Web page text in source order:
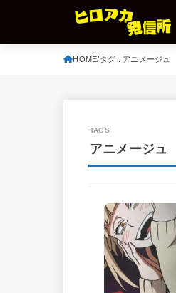
HOME タグ : アニメージュ
アニメージュ